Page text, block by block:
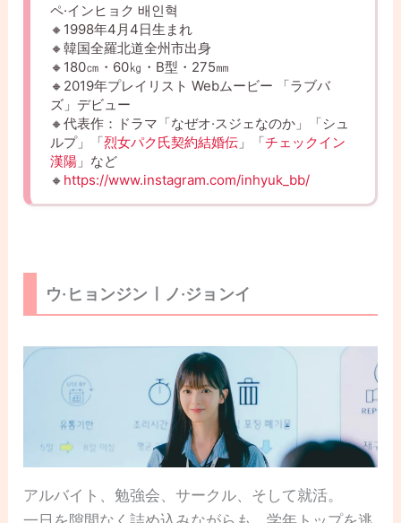
ペ·インヒョク 배인혁
🔸1998年4月4日生まれ
🔸韓国全羅北道全州市出身
🔸180㎝・60㎏・B型・275㎜
🔸2019年プレイリスト Webムービー 「ラブバ
ズ」デビュー
🔸代表作：ドラマ「なぜオ·スジェなのか」「シュ
ルプ」「烈女パク氏契約結婚伝 」「チェックイン
漢陽 」など
🔸 https://www.instagram.com/inhyuk_bb/
ウ·ヒョンジンㅣノ·ジョンイ
アルバイト、勉強会、サークル、そして就活。